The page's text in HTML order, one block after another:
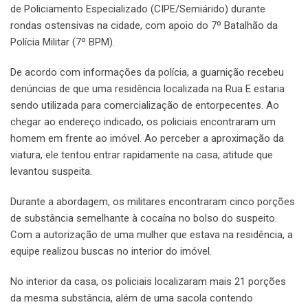
de Policiamento Especializado (CIPE/Semiárido) durante
rondas ostensivas na cidade, com apoio do 7º Batalhão da
Polícia Militar (7º BPM).
De acordo com informações da polícia, a guarnição recebeu
denúncias de que uma residência localizada na Rua E estaria
sendo utilizada para comercialização de entorpecentes. Ao
chegar ao endereço indicado, os policiais encontraram um
homem em frente ao imóvel. Ao perceber a aproximação da
viatura, ele tentou entrar rapidamente na casa, atitude que
levantou suspeita.
Durante a abordagem, os militares encontraram cinco porções
de substância semelhante à cocaína no bolso do suspeito.
Com a autorização de uma mulher que estava na residência, a
equipe realizou buscas no interior do imóvel.
No interior da casa, os policiais localizaram mais 21 porções
da mesma substância, além de uma sacola contendo